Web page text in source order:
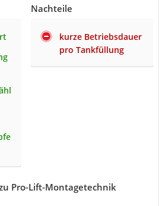
Nachteile
kurze Betriebsdauer
pro Tankfüllung
Pro-Lift-Montagetechnik